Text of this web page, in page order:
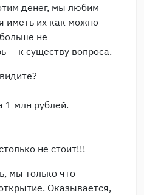
денег, мы любим
иметь их как можно
не
— к существу вопроса.
1 млн рублей.
не стоит!!!
мы только что
Оказывается,